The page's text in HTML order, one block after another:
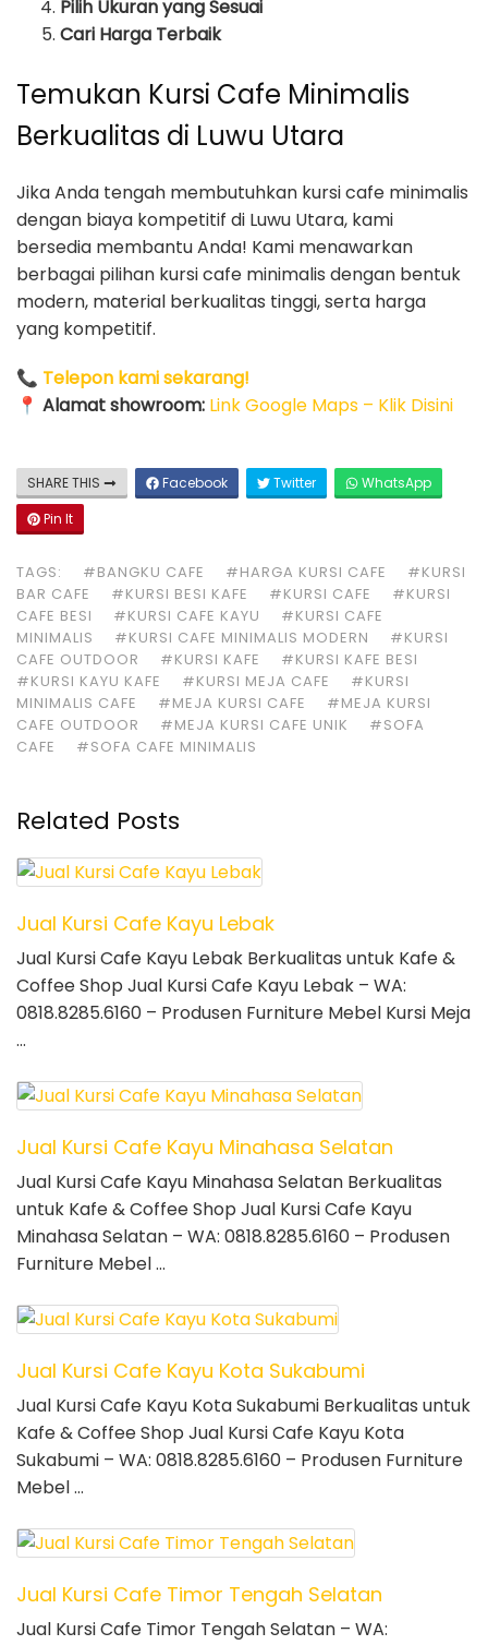
Pilih Ukuran yang Sesuai
Cari Harga Terbaik
Temukan Kursi Cafe Minimalis
Berkualitas di Luwu Utara
Jika Anda tengah membutuhkan kursi cafe minimalis
dengan biaya kompetitif di Luwu Utara, kami
bersedia membantu Anda! Kami menawarkan
berbagai pilihan kursi cafe minimalis dengan bentuk
modern, material berkualitas tinggi, serta harga
yang kompetitif.
📞 Telepon kami sekarang!
📍 Alamat showroom: Link Google Maps – Klik Disini
SHARE THIS Facebook Twitter
WhatsApp
Pin It
TAGS: #BANGKU CAFE #HARGA KURSI CAFE
#KURSI
BAR CAFE
#KURSI BESI KAFE #KURSI CAFE
#KURSI
CAFE BESI
#KURSI CAFE KAYU
#KURSI CAFE
MINIMALIS
#KURSI CAFE MINIMALIS MODERN
#KURSI
CAFE OUTDOOR
#KURSI KAFE
#KURSI KAFE BESI
#KURSI KAYU KAFE
#KURSI MEJA CAFE
#KURSI
MINIMALIS CAFE
#MEJA KURSI CAFE
#MEJA KURSI
CAFE OUTDOOR
#MEJA KURSI CAFE UNIK
#SOFA
CAFE
#SOFA CAFE MINIMALIS
Related Posts
Jual Kursi Cafe Kayu Lebak
Jual Kursi Cafe Kayu Lebak Berkualitas untuk Kafe &
Coffee Shop Jual Kursi Cafe Kayu Lebak – WA:
0818.8285.6160 – Produsen Furniture Mebel Kursi Meja
…
Jual Kursi Cafe Kayu Minahasa Selatan
Jual Kursi Cafe Kayu Minahasa Selatan Berkualitas
untuk Kafe & Coffee Shop Jual Kursi Cafe Kayu
Minahasa Selatan – WA: 0818.8285.6160 – Produsen
Furniture Mebel …
Jual Kursi Cafe Kayu Kota Sukabumi
Jual Kursi Cafe Kayu Kota Sukabumi Berkualitas untuk
Kafe & Coffee Shop Jual Kursi Cafe Kayu Kota
Sukabumi – WA: 0818.8285.6160 – Produsen Furniture
Mebel …
Jual Kursi Cafe Timor Tengah Selatan
Jual Kursi Cafe Timor Tengah Selatan – WA: